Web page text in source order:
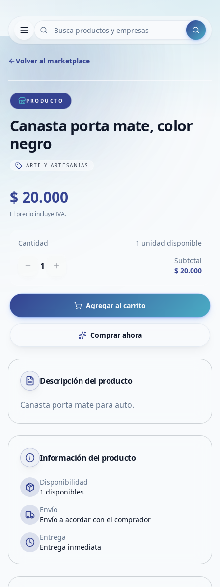
Buscar
Volver al marketplace
1/1
PRODUCTO
Canasta porta mate, color
negro
ARTE Y ARTESANIAS
$ 20.000
El precio incluye IVA.
Cantidad 1 unidad disponible
1
Subtotal
$ 20.000
Agregar al carrito
Comprar ahora
Descripción del producto
Canasta porta mate para auto.
Información del producto
Disponibilidad
1 disponibles
Envío
Envío a acordar con el comprador
Entrega
Entrega inmediata